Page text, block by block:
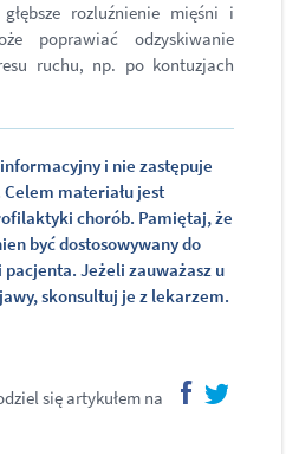
rozluźnienie mięśni i
poprawiać odzyskiwanie
ruchu, np. po kontuzjach
i nie zastępuje
materiału jest
chorób. Pamiętaj, że
być dostosowywany do
Jeżeli zauważasz u
skonsultuj je z lekarzem.
się artykułem na